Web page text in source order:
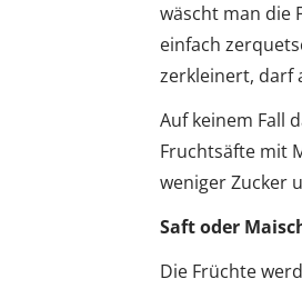
wäscht man die
einfach
zerkleinert, darf
Auf keinem Fall
Fruchtsäfte mit
weniger Zucker
Saft oder
Die Früchte